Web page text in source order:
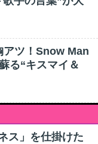
アツ！Snow Man
る“キスマイ＆
ス」を仕掛けた